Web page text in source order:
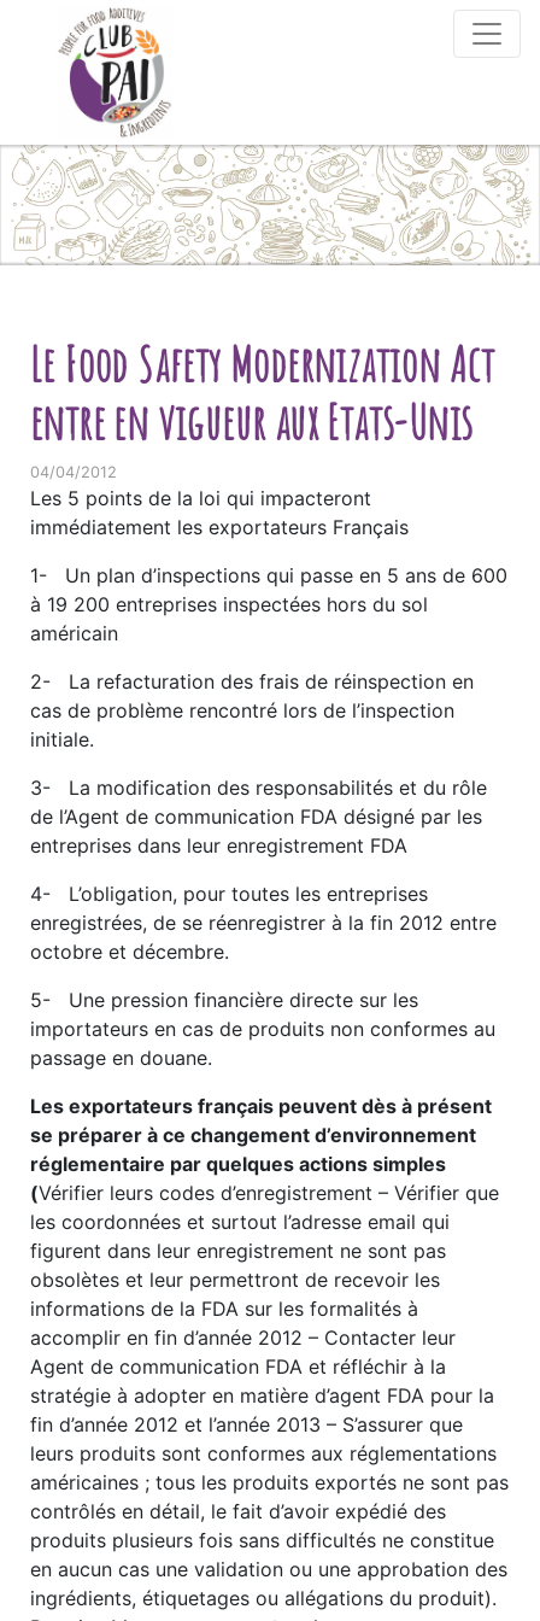
Skip to content
Le Food Safety Modernization Act
entre en vigueur aux Etats-Unis
04/04/2012
Les 5 points de la loi qui impacteront
immédiatement les exportateurs Français
1- Un plan d’inspections qui passe en 5 ans de 600
à 19 200 entreprises inspectées hors du sol
américain
2- La refacturation des frais de réinspection en
cas de problème rencontré lors de l’inspection
initiale.
3- La modification des responsabilités et du rôle
de l’Agent de communication FDA désigné par les
entreprises dans leur enregistrement FDA
4- L’obligation, pour toutes les entreprises
enregistrées, de se réenregistrer à la fin 2012 entre
octobre et décembre.
5- Une pression financière directe sur les
importateurs en cas de produits non conformes au
passage en douane.
Les exportateurs français peuvent dès à présent
se préparer à ce changement d’environnement
réglementaire par quelques actions simples
(Vérifier leurs codes d’enregistrement – Vérifier que
les coordonnées et surtout l’adresse email qui
figurent dans leur enregistrement ne sont pas
obsolètes et leur permettront de recevoir les
informations de la FDA sur les formalités à
accomplir en fin d’année 2012 – Contacter leur
Agent de communication FDA et réfléchir à la
stratégie à adopter en matière d’agent FDA pour la
fin d’année 2012 et l’année 2013 – S’assurer que
leurs produits sont conformes aux réglementations
américaines ; tous les produits exportés ne sont pas
contrôlés en détail, le fait d’avoir expédié des
produits plusieurs fois sans difficultés ne constitue
en aucun cas une validation ou une approbation des
ingrédients, étiquetages ou allégations du produit).